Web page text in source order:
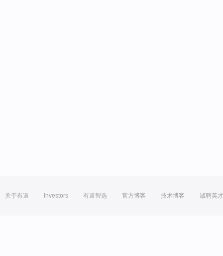
关于有道 Investors 有道智选 官方博客 技术博客 诚聘英才